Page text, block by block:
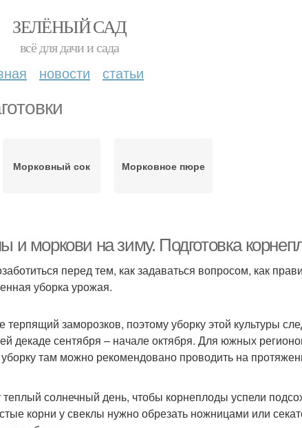
ЗЕЛЁНЫЙ САД
всё для дачи и сада
новости статьи
Морковный сок Морковное пюре
и моркови на зиму. Подготовка
перед тем, как задаваться вопросом, как
уборка урожая.
заморозков, поэтому уборку этой культуры
декаде сентября – начале октября. Для южных
там можно рекомендовано проводить на
солнечный день, чтобы корнеплоды успели
корни у свеклы нужно обрезать ножницами или